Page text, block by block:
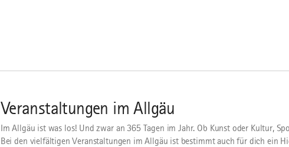
Veranstaltungen im Allgäu
Im Allgäu ist was los! Und zwar an 365 Tagen im Jahr. Ob Kunst oder Kultur,
Bei den vielfältigen Veranstaltungen im Allgäu ist bestimmt auch für dich ein